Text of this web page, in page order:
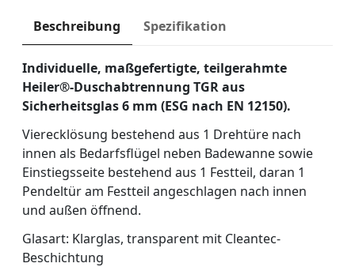
Beschreibung Spezifikation
Individuelle, maßgefertigte, teilgerahmte
Heiler®-Duschabtrennung TGR aus
Sicherheitsglas 6 mm (ESG nach EN 12150).
Vierecklösung bestehend aus 1 Drehtüre nach
innen als Bedarfsflügel neben Badewanne sowie
Einstiegsseite bestehend aus 1 Festteil, daran 1
Pendeltür am Festteil angeschlagen nach innen
und außen öffnend.
Glasart: Klarglas, transparent mit Cleantec-
Beschichtung